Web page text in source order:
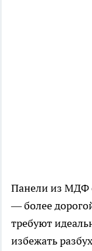
Панели из МДФ
— более
требуют
избежать